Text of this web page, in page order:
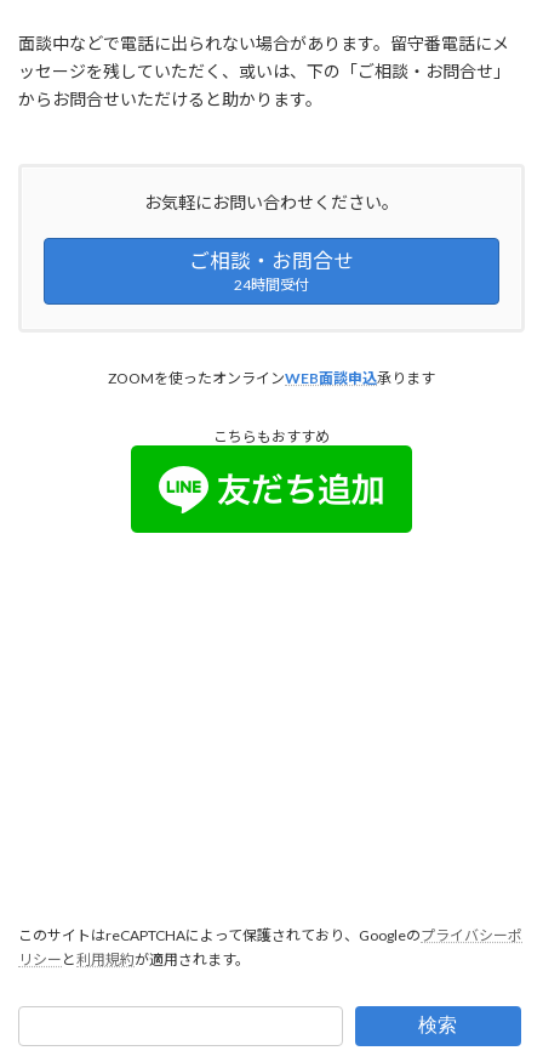
面談中などで電話に出られない場合があります。留守番電話にメ
ッセージを残していただく、或いは、下の「ご相談・お問合せ」
からお問合せいただけると助かります。
お気軽にお問い合わせください。
ご相談・お問合せ
24時間受付
ZOOMを使ったオンラインWEB面談申込承ります
こちらもおすすめ
このサイトはreCAPTCHAによって保護されており、Googleのプライバシーポ
リシー と利用規約が適用されます。
検索